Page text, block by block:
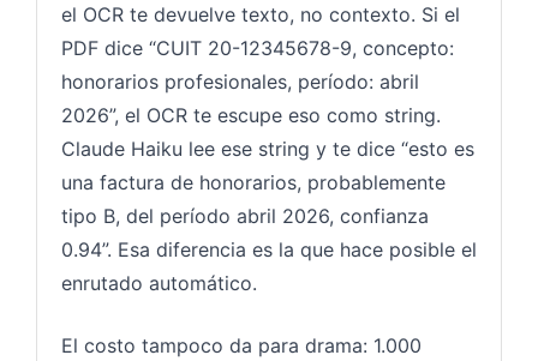
el OCR te devuelve texto, no contexto. Si el
PDF dice “CUIT 20-12345678-9, concepto:
honorarios profesionales, período: abril
2026”, el OCR te escupe eso como string.
Claude Haiku lee ese string y te dice “esto es
una factura de honorarios, probablemente
tipo B, del período abril 2026, confianza
0.94”. Esa diferencia es la que hace posible el
enrutado automático.
El costo tampoco da para drama: 1.000